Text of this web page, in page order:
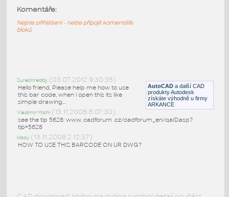
(uchopení na entitu vrstevnice), vycentruje,
překryje pozadí (TFRAMES vypne rámeček)
DWG Popisky
AutoCAD a další CAD
produkty Autodesk
získáte výhodně u firmy
ARKANCE
Komentáře:
Nejste přihlášeni - nelze připojit komentáře
bloků
Sureshreddy (03.07.2012 9:30:35)
Hello friend, Please help me how to use
this bar code, when i open this its like
simple drawing...
Vladimir Michl (13.11.2008 8:07:30)
see the tip 5628: www. cadforum .cz/cadforum_en/qaID.asp?
tip=5628
kiboy (13.11.2008 2:12:37)
HOW TO USE THIS BARCODE ON UR DWG?